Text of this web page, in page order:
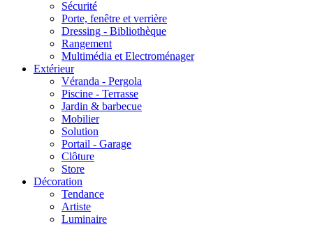
Sécurité
Porte, fenêtre et verrière
Dressing - Bibliothèque
Rangement
Multimédia et Electroménager
Extérieur
Véranda - Pergola
Piscine - Terrasse
Jardin & barbecue
Mobilier
Solution
Portail - Garage
Clôture
Store
Décoration
Tendance
Artiste
Luminaire